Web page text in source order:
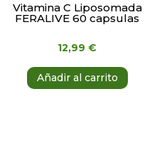
Vitamina C Liposomada
FERALIVE 60 capsulas
12,99€
Añadir al carrito